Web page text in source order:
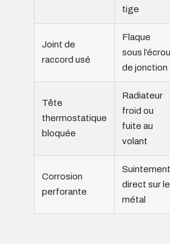
tige
Joint de
raccord usé
Flaque
sous l’écrou
de jonction
Tête
thermostatique
bloquée
Radiateur
froid ou
fuite au
volant
Corrosion
perforante
Suintement
direct sur le
métal